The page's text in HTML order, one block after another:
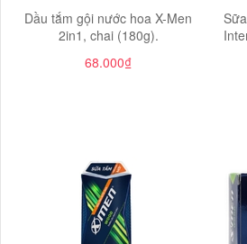
Dầu tắm gội nước hoa X-Men
2in1, chai (180g).
68.000₫